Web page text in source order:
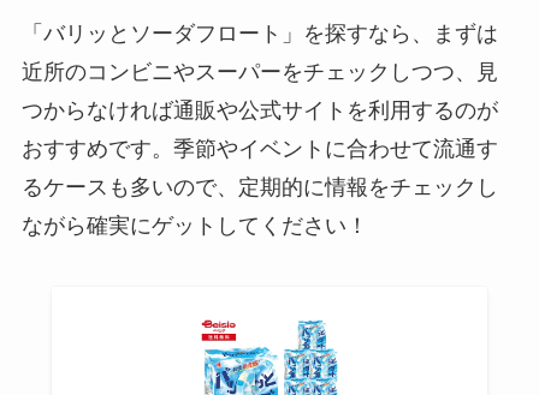
「バリッとソーダフロート」を探すなら、まずは
近所のコンビニやスーパーをチェックしつつ、見
つからなければ通販や公式サイトを利用するのが
おすすめです。季節やイベントに合わせて流通す
るケースも多いので、定期的に情報をチェックし
ながら確実にゲットしてください！